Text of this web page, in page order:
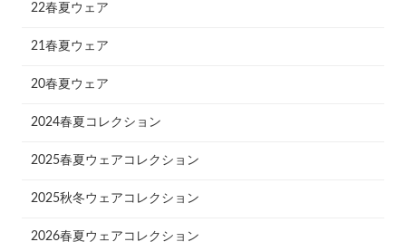
22春夏ウェア
21春夏ウェア
20春夏ウェア
2024春夏コレクション
2025春夏ウェアコレクション
2025秋冬ウェアコレクション
2026春夏ウェアコレクション